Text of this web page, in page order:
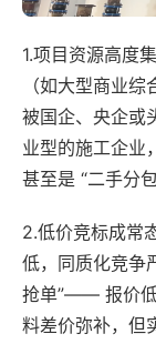
1.项目资源高度
（如大型商业
被国企、央企或
业型的施工企业
甚至是 “二手分
2.低价竞标成常
低，同质化竞争
抢单”—— 报价低
料差价弥补，但